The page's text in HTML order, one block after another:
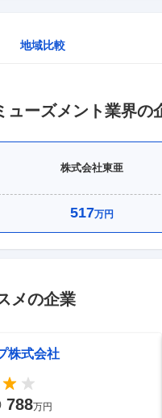
地域比較
ューズメント業界の
株式会社東亜
517万円
メの企業
株式会社
788万円